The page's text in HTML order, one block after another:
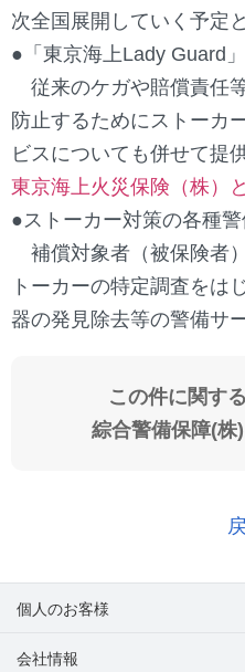
次全国展開していく予定
● 「東京海上Lady Guard
従来のケガや賠償責任
防止するためにストーカ
ビスについても併せて提
東京海上火災保険（株）
●ストーカー対策の各種
補償対象者（被保険者
トーカーの特定調査をは
器の発見除去等の警備サ
この件に関す
綜合警備保障(
個人のお客様
会社情報